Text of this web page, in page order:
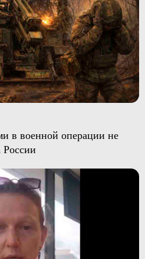
в военной операции не